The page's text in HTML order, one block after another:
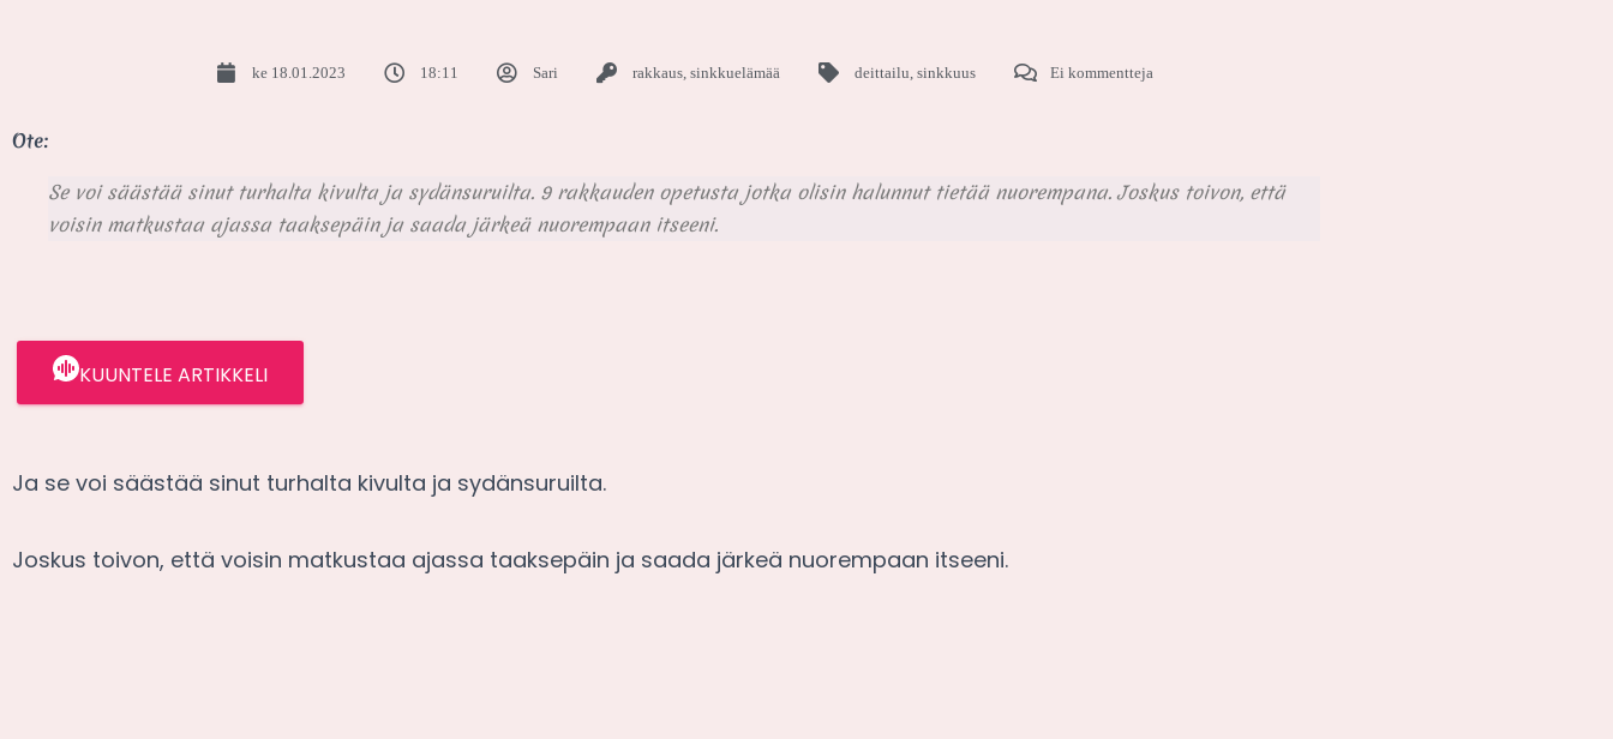
ke 18.01.2023 18:11 Sari rakkaus, sinkkuelämää deittailu sinkkuus Ei kommentteja
Ote:
Se voi säästää sinut turhalta kivulta ja sydänsuruilta. 9 rakkauden opetusta jotka olisin halunnut tietää nuorempana. Joskus toivon, että
voisin matkustaa ajassa taaksepäin ja saada järkeä nuorempaan itseeni.
KUUNTELE ARTIKKELI
Ja se voi säästää sinut turhalta kivulta ja sydänsuruilta.
Joskus toivon, että voisin matkustaa ajassa taaksepäin ja saada järkeä nuorempaan itseeni.